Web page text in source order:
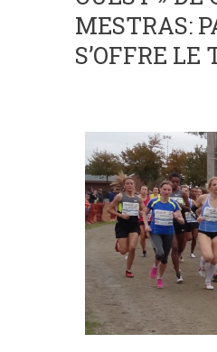
MESTRAS:
S’OFFRE LE